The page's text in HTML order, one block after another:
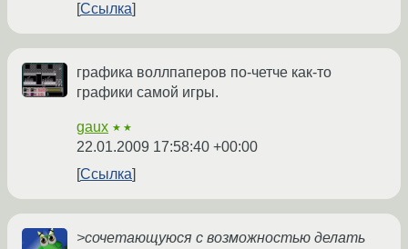
Ссылка
графика воллпаперов по-четче как-то
графики самой игры.
gaux ★★
22.01.2009 17:58:40 +00:00
Ссылка
>сочетающуюся с возможностью делать